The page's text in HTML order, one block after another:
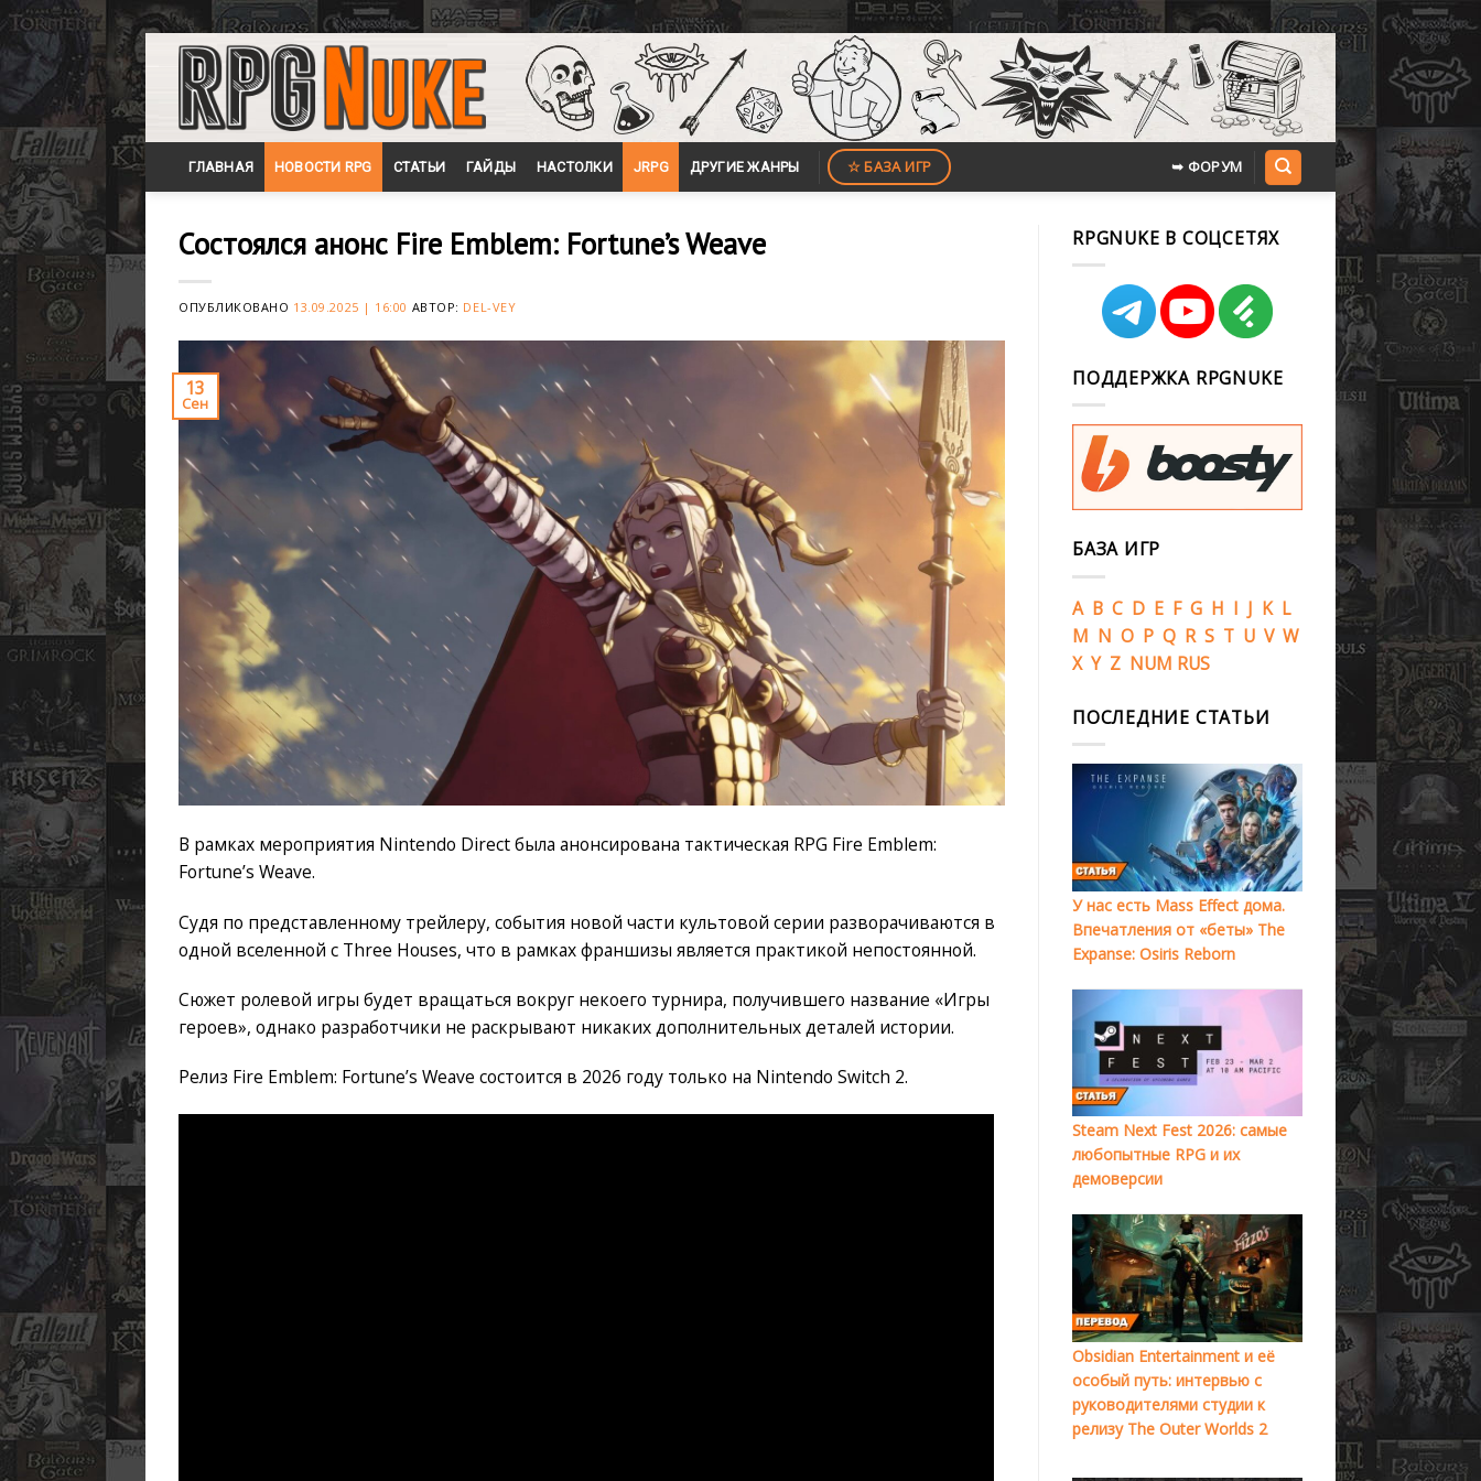
Skip
content
ГЛАВНАЯ НОВОСТИ RPG СТАТЬИ ГАЙДЫ НАСТОЛКИ JRPG ДРУГИЕ ЖАНРЫ ☆ БАЗА ИГР ➥ ФОРУМ
Состоялся анонс Fire Emblem: Fortune’s Weave
ОПУБЛИКОВАНО 13.09.2025 | 16:00 АВТОР: DEL-VEY
13
Сен
В рамках мероприятия Nintendo Direct была анонсирована тактическая RPG Fire Emblem:
Fortune’s Weave.
Судя по представленному трейлеру, события новой части культовой серии разворачиваются в
одной вселенной с Three Houses, что в рамках франшизы является практикой непостоянной.
Сюжет ролевой игры будет вращаться вокруг некоего турнира, получившего название «Игры
героев», однако разработчики не раскрывают никаких дополнительных деталей истории.
Релиз Fire Emblem: Fortune’s Weave состоится в 2026 году только на Nintendo Switch 2.
RPGNUKE В СОЦСЕТЯХ
ПОДДЕРЖКА RPGNUKE
БАЗА ИГР
A B C D E F G H I J K L
M N O P Q R S T U V W
X Y Z NUM RUS
ПОСЛЕДНИЕ СТАТЬИ
У нас есть Mass Effect дома.
Впечатления от «беты» The
Expanse: Osiris Reborn
Steam Next Fest 2026: самые
любопытные RPG и их
демоверсии
Obsidian Entertainment и её
особый путь: интервью с
руководителями студии к
релизу The Outer Worlds 2